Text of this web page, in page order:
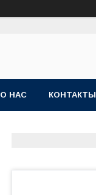
О НАС КОНТАКТЫ